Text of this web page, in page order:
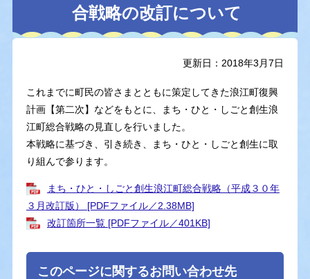
合戦略の改訂について
更新日：2018年3月7日
これまでに町民の皆さまとともに策定してきた浪江町復興
計画【第二次】などをもとに、まち・ひと・しごと創生浪
江町総合戦略の見直しを行いました。
本戦略に基づき、引き続き、まち・ひと・しごと創生に取
り組んで参ります。
まち・ひと・しごと創生浪江町総合戦略（平成３０年
３月改訂版） [PDFファイル／2.38MB]
改訂箇所一覧 [PDFファイル／401KB]
このページに関するお問い合わせ先